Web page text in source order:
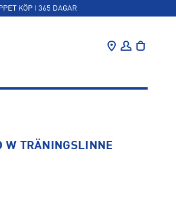
KÖP I 365 DAGAR
W TRÄNINGSLINNE